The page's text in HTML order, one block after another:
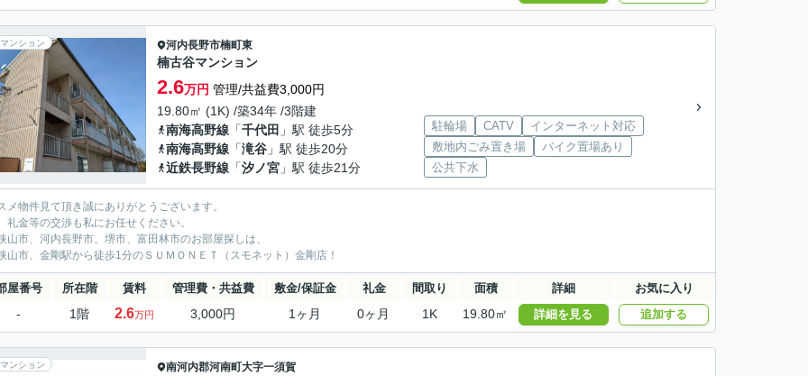
ンション 河内長野市楠町東
楠古谷マンション
2.6万円 管理/共益費3,000円
19.80㎡ (1K) /築34年 /3階建
南海高野線 「千代田 」駅 徒歩5分
南海高野線 「滝谷 」駅 徒歩20分
近鉄長野線 「汐ノ宮 」駅 徒歩21分
駐輪場 CATV
インターネット対応
敷地内ごみ置き場
バイク置場あり
公共下水
メ物件見て頂き誠にありがとうございます。
礼金等の交渉も私にお任せください。
山市、河内長野市、堺市、富田林市のお部屋探しは、
山市、金剛駅から徒歩1分のＳＵＭＯＮＥＴ（スモネット）金剛店！
屋番号 所在階 賃料 管理費・共益費 敷金/保証金 礼金 間取り 面積 詳細 お気に入り
- 1階 2.6万円 3,000円 1ヶ月 0ヶ月 1K 19.80㎡ 詳細を見る 追加する
ンション 南河内郡河南町大字一須賀